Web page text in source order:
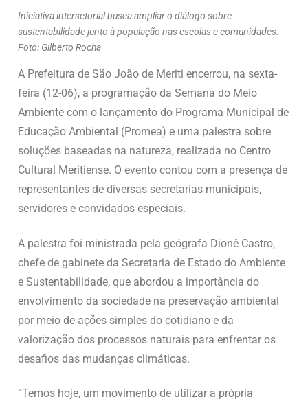
Iniciativa intersetorial busca ampliar o diálogo sobre
sustentabilidade junto à população nas escolas e comunidades.
Foto: Gilberto Rocha
A Prefeitura de São João de Meriti encerrou, na sexta-
feira (12-06), a programação da Semana do Meio
Ambiente com o lançamento do Programa Municipal de
Educação Ambiental (Promea) e uma palestra sobre
soluções baseadas na natureza, realizada no Centro
Cultural Meritiense. O evento contou com a presença de
representantes de diversas secretarias municipais,
servidores e convidados especiais.
A palestra foi ministrada pela geógrafa Dionê Castro,
chefe de gabinete da Secretaria de Estado do Ambiente
e Sustentabilidade, que abordou a importância do
envolvimento da sociedade na preservação ambiental
por meio de ações simples do cotidiano e da
valorização dos processos naturais para enfrentar os
desafios das mudanças climáticas.
“Temos hoje, um movimento de utilizar a própria